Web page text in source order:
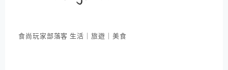
食尚玩家部落客 生活｜旅遊｜美食